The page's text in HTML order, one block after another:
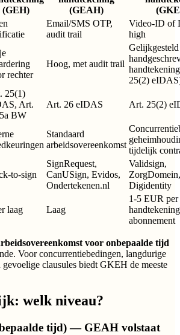
(GEH)
(GEAH)
Email/SMS OTP,
audit trail
Video-ID of
high
rechter
Hoog, met audit trail
Gelijkgesteld
25(2)
25(1)
Art.
BW
Art. 26 eIDAS Art. 25(2)
Standaard
arbeidsovereenkomst
tijdelijk
to-sign
SignRequest,
CanUSign, Evidos,
Ondertekenen.nl
Validsign,
ZorgDomein,
Digidentity
laag Laag
1-5 EUR per
abonnement
voor onbepaalde tijd
Voor concurrentiebedingen, langdurige
clausules biedt GKEH de meeste
welk niveau?
tijd) — GEAH volstaat